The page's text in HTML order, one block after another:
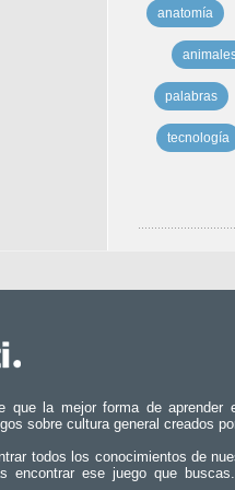
anatomía
palabras
tecnología
que la mejor forma de aprender
sobre cultura general creados
todos los conocimientos de
encontrar ese juego que